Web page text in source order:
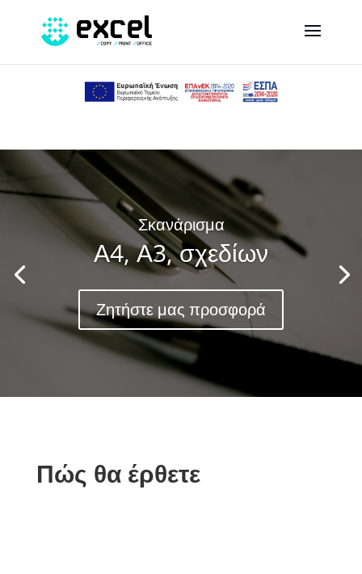
Σκανάρισμα
Α4, Α3, σχεδίων
Ζητήστε μας προσφορά
Πώς θα έρθετε